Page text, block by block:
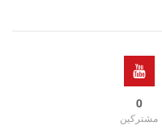
0
مشتركين